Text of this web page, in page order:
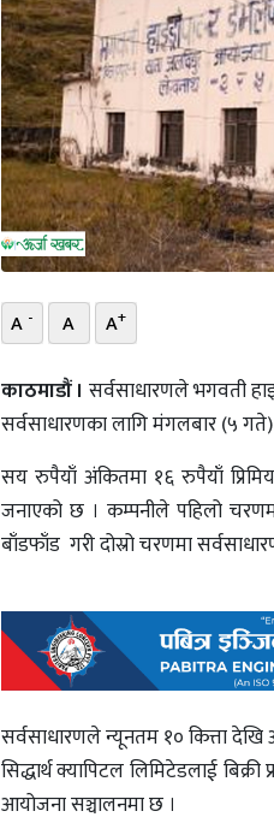
A - A A+
काठमाडौं । सर्वसाधारणले भगवती
सर्वसाधारणका लागि मंगलबार (५
सय रुपैयाँ अंकितमा १६ रुपैयाँ
जनाएको छ । कम्पनीले पहिलो
बाँडफाँड गरी दोस्रो चरणमा
सर्वसाधारणले न्यूनतम १० कित्ता
सिद्धार्थ क्यापिटल लिमिटेडलाई
आयोजना सञ्चालनमा छ ।